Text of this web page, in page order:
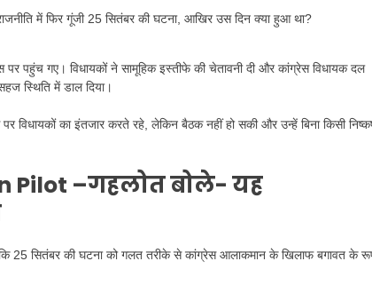
पहुंच गए। विधायकों ने सामूहिक इस्तीफे की चेतावनी दी और कांग्रेस विधायक दल
स्थिति में डाल दिया।
विधायकों का इंतजार करते रहे, लेकिन बैठक नहीं हो सकी और उन्हें बिना किसी
Pilot –गहलोत बोले- यह
25 सितंबर की घटना को गलत तरीके से कांग्रेस आलाकमान के खिलाफ बगावत के